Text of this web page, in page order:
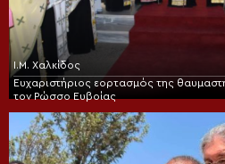
Ι.Μ. Χαλκίδος
Ευχαριστήριος εορτασμός της
τον Ρώσσο Ευβοίας